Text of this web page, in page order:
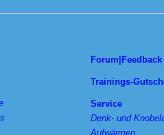
Forum|Feedback
Trainings-
Service
Denk- und
Aufwärmen